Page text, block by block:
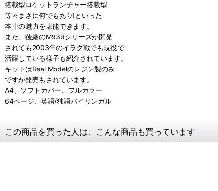
搭載型ロケットランチャー搭載型
等々まさに何でもあり!といった
本車の魅力を堪能できます。
また、後継のM939シリーズが開発
されても2003年のイラク戦でも現役で
活躍している様子も紹介されています。
キットはReal Modelのレジン製のみ
ですが発売もされています。
A4、ソフトカバー、フルカラー
64ページ、英語/独語バイリンガル
この商品を買った人は、こんな商品も買っています